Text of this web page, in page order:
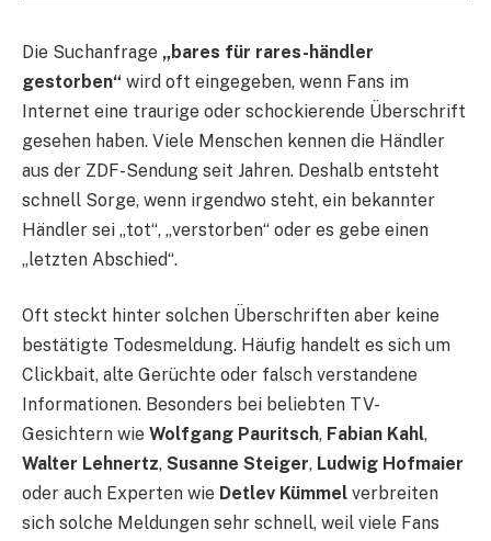
Die Suchanfrage „bares für rares-händler
gestorben“ wird oft eingegeben, wenn Fans im
Internet eine traurige oder schockierende Überschrift
gesehen haben. Viele Menschen kennen die Händler
aus der ZDF-Sendung seit Jahren. Deshalb entsteht
schnell Sorge, wenn irgendwo steht, ein bekannter
Händler sei „tot“, „verstorben“ oder es gebe einen
„letzten Abschied“.
Oft steckt hinter solchen Überschriften aber keine
bestätigte Todesmeldung. Häufig handelt es sich um
Clickbait, alte Gerüchte oder falsch verstandene
Informationen. Besonders bei beliebten TV-
Gesichtern wie Wolfgang Pauritsch, Fabian Kahl,
Walter Lehnertz, Susanne Steiger, Ludwig Hofmaier
oder auch Experten wie Detlev Kümmel verbreiten
sich solche Meldungen sehr schnell, weil viele Fans